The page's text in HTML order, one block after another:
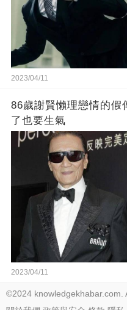
2023/04/11
86歲謝賢懶理戀情的假
了也要生氣
2023/04/11
©2024 knowledgekhabar.com.